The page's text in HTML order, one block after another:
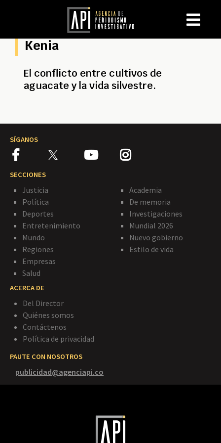
Kenia
El conflicto entre cultivos de
aguacate y la vida silvestre.
SÍGANOS
SECCIONES
Justicia
Política
Deportes
Entretenimiento
Mundo
Regiones
Empresas
Salud
Academia
De memoria
Investigaciones
Mundial 2026
Nuevo gobierno
Estilo de vida
ACERCA DE
Del Director
Quiénes somos
Contáctenos
Política de privacidad
PAUTE CON NOSOTROS
publicidad@agenciapi.co